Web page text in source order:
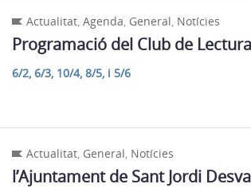
Actualitat, Agenda, General, Notícies
Programació del Club de
6/2, 6/3, 10/4, 8/5, i 5/6
Actualitat, General, Notícies
l’Ajuntament de Sant Jordi